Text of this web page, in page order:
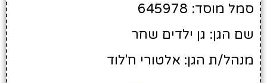
סמל מוסד: 645978
שם הגן: גן ילדים שחר
מנהל/ת הגן: אלטורי ח'לוד